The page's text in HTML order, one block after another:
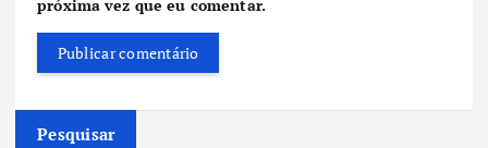
próxima vez que eu comentar.
Pesquisar